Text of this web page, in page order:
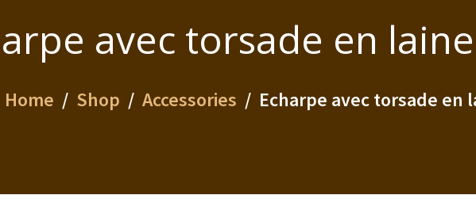
avec torsade en
Home Shop Accessories Echarpe avec torsade en